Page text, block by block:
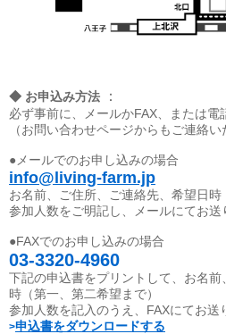
◆ お申込み方法 ：
必ず事前に、メールかFAX、または電
（お問い合わせページからもご連絡い
●メールでのお申し込みの場合
info@living-farm.jp
お名前、ご住所、ご連絡先、希望日時
参加人数をご明記し、メールにてお送
●FAXでのお申し込みの場合
03-3320-4960
下記の申込書をプリントして、お名
時（第一、第二希望まで）
参加人数を記入のうえ、FAXにてお送
>申込書をダウンロードする